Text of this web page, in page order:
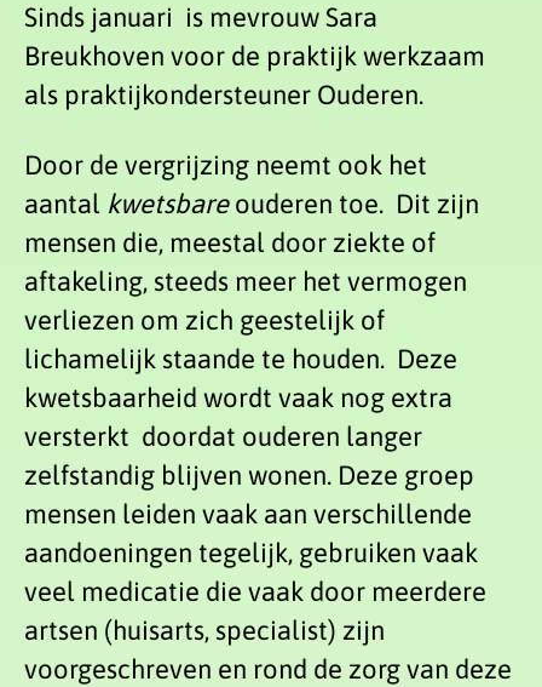
Sinds januari is mevrouw Sara
Breukhoven voor de praktijk werkzaam
als praktijkondersteuner Ouderen.
Door de vergrijzing neemt ook het
aantal kwetsbareouderen toe. Dit zijn
mensen die, meestal door ziekte of
aftakeling, steeds meer het vermogen
verliezen om zich geestelijk of
lichamelijk staande te houden. Deze
kwetsbaarheid wordt vaak nog extra
versterkt doordat ouderen langer
zelfstandig blijven wonen. Deze groep
mensen leiden vaak aan verschillende
aandoeningen tegelijk, gebruiken vaak
veel medicatie die vaak door meerdere
artsen (huisarts, specialist) zijn
voorgeschreven en rond de zorg van deze